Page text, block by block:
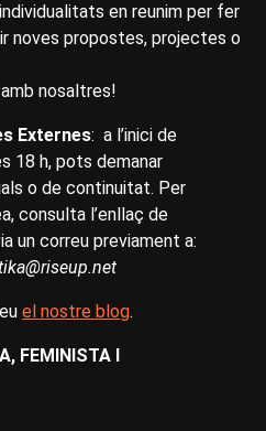
en reunim per fer
noves propostes, projectes o
nosaltres!
Externes: a l’inici de
18 h, pots demanar
o de continuitat. Per
consulta l’enllaç de
un correu previament a:
el nostre blog.
FEMINISTA I